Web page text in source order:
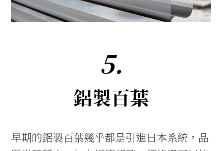
5.
鋁製百葉
早期的鋁製百葉幾乎都是引進日本系統，品